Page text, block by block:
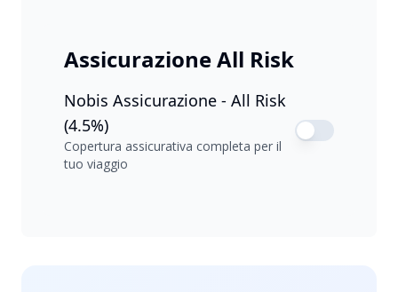
Assicurazione All Risk
Nobis Assicurazione - All Risk
(4.5%)
Copertura assicurativa completa per il
tuo viaggio